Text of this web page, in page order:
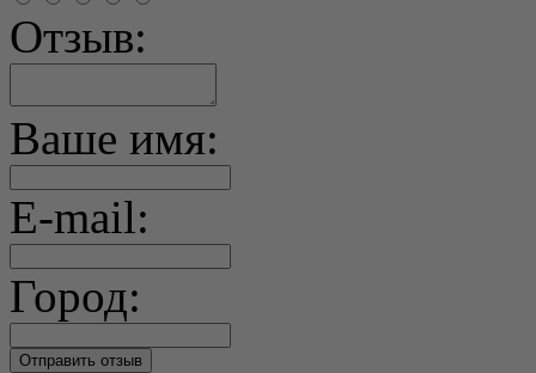
Отзыв:
Ваше имя:
E-mail:
Город: